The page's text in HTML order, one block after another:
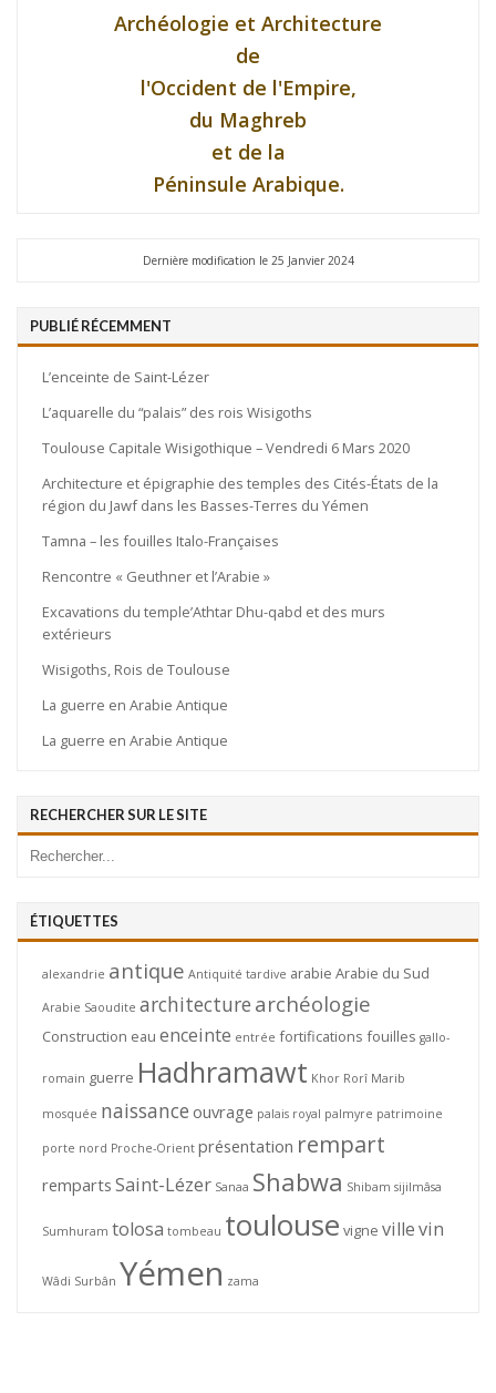
Archéologie et Architecture
de
l'Occident de l'Empire,
du Maghreb
et de la
Péninsule Arabique.
Dernière modification le 25 Janvier 2024
PUBLIÉ RÉCEMMENT
L’enceinte de Saint-Lézer
L’aquarelle du “palais” des rois Wisigoths
Toulouse Capitale Wisigothique – Vendredi 6 Mars 2020
Architecture et épigraphie des temples des Cités-États de la
région du Jawf dans les Basses-Terres du Yémen
Tamna – les fouilles Italo-Françaises
Rencontre « Geuthner et l’Arabie »
Excavations du temple’Athtar Dhu-qabd et des murs
extérieurs
Wisigoths, Rois de Toulouse
La guerre en Arabie Antique
La guerre en Arabie Antique
RECHERCHER SUR LE SITE
ÉTIQUETTES
alexandrie antique Antiquité tardive arabie Arabie du Sud
Arabie Saoudite architecture archéologie
Construction eau enceinte entrée fortifications fouilles gallo-
romain guerre Hadhramawt Khor Rorî Marib
mosquée naissance ouvrage palais royal palmyre patrimoine
porte nord Proche-Orient présentation rempart
remparts Saint-Lézer Sanaa Shabwa Shibam sijilmâsa
Sumhuram tolosa tombeau toulouse vigne villevin
Wâdi Surbân Yémen zama